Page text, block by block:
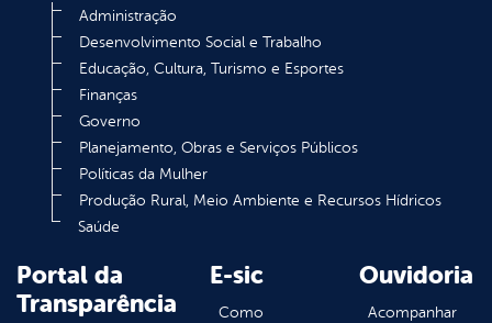
Administração
Desenvolvimento Social e Trabalho
Educação, Cultura, Turismo e Esportes
Finanças
Governo
Planejamento, Obras e Serviços Públicos
Políticas da Mulher
Produção Rural, Meio Ambiente e Recursos Hídricos
Saúde
Portal da
Transparência
E-sic
Como
Ouvidoria
Acompanhar